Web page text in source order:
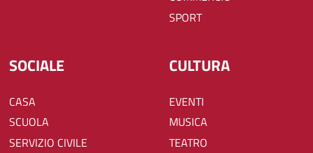
SPORT
SOCIALE
CASA
SCUOLA
SERVIZIO CIVILE
CULTURA
EVENTI
MUSICA
TEATRO